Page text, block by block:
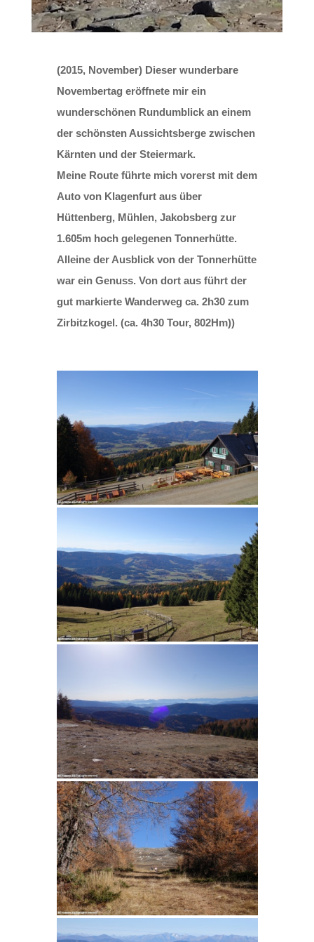
(2015, November) Dieser wunderbare
Novembertag eröffnete mir ein
wunderschönen Rundumblick an einem
der schönsten Aussichtsberge zwischen
Kärnten und der Steiermark.
Meine Route führte mich vorerst mit dem
Auto von Klagenfurt aus über
Hüttenberg, Mühlen, Jakobsberg zur
1.605m hoch gelegenen Tonnerhütte.
Alleine der Ausblick von der Tonnerhütte
war ein Genuss. Von dort aus führt der
gut markierte Wanderweg ca. 2h30 zum
Zirbitzkogel. (ca. 4h30 Tour, 802Hm))